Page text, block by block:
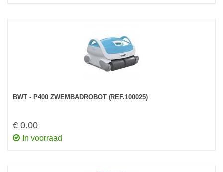
BWT - P400 ZWEMBADROBOT (REF.100025)
€ 0.00
In voorraad